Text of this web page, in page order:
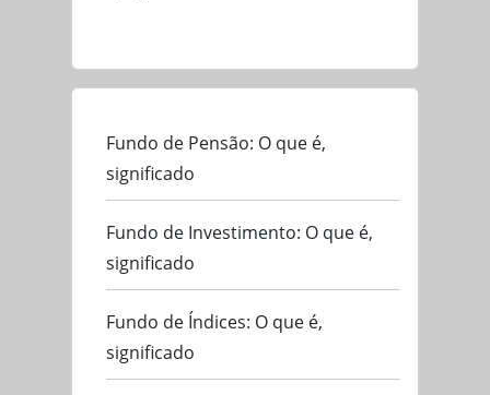
Fundo de Pensão: O que é,
significado
Fundo de Investimento: O que é,
significado
Fundo de Índices: O que é,
significado